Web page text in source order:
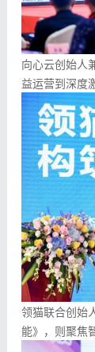
向心云创始人
益运营到深度
领猫联合创始
能》，则聚焦